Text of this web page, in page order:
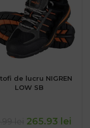
de lucru NIGREN
LOW SB
265.93 lei